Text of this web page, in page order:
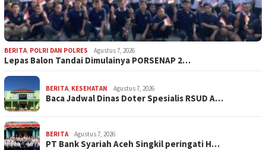
BERITA POLRI DAN POLRES Agustus 7, 2026
Lepas Balon Tandai Dimulainya PORSENAP 2…
BERITA KESEHATAN Agustus 7, 2026
Baca Jadwal Dinas Doter Spesialis RSUD A…
BERITA Agustus 7, 2026
PT Bank Syariah Aceh Singkil peringati H…